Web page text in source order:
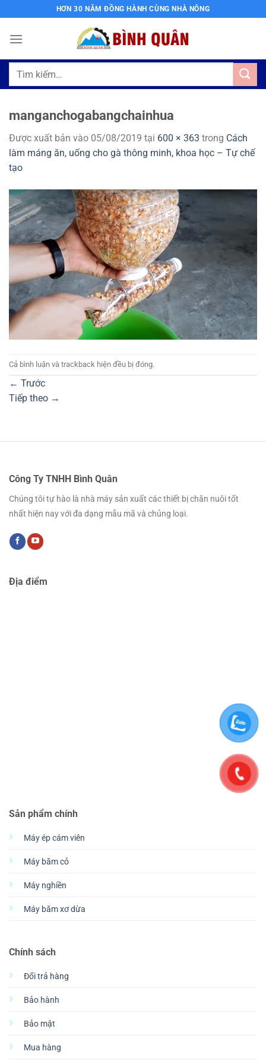
qua
nội
HƠN 30 NĂM ĐỒNG HÀNH CÙNG NHÀ NÔNG
Tìm
manganchogabangchainhua
Được xuất bản vào 05/08/2019 tại 600 × 363 trong Cách
làm máng ăn, uống cho gà thông minh, khoa học – Tự chế
tạo
Cả bình luận và trackback hiện đều bị đóng.
← Trước
Tiếp theo →
Công Ty TNHH Bình Quân
Chúng tôi tự hào là nhà máy sản xuất các thiết bị chăn nuôi tốt
nhất hiện nay với đa dạng mẫu mã và chủng loại.
Sản phẩm chính
Máy ép cám viên
Máy băm cỏ
Máy nghiền
Máy băm xơ dừa
Chính sách
Đổi trả hàng
Bảo hành
Bảo mật
Mua hàng
Địa điểm